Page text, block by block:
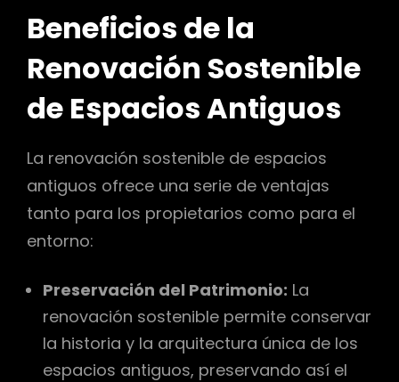
Beneficios de la
Renovación Sostenible
de Espacios Antiguos
La renovación sostenible de espacios
antiguos ofrece una serie de ventajas
tanto para los propietarios como para el
entorno:
Preservación del Patrimonio: La
renovación sostenible permite conservar
la historia y la arquitectura única de los
espacios antiguos, preservando así el